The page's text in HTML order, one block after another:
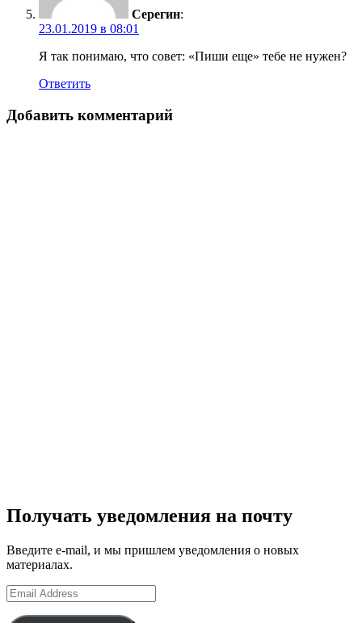
Серегин:
23.01.2019 в 08:01
Я так понимаю, что совет: «Пиши еще» тебе не нужен?
Ответить
Добавить комментарий
Получать уведомления на почту
Введите e-mail, и мы пришлем уведомления о новых
материалах.
Email
Address